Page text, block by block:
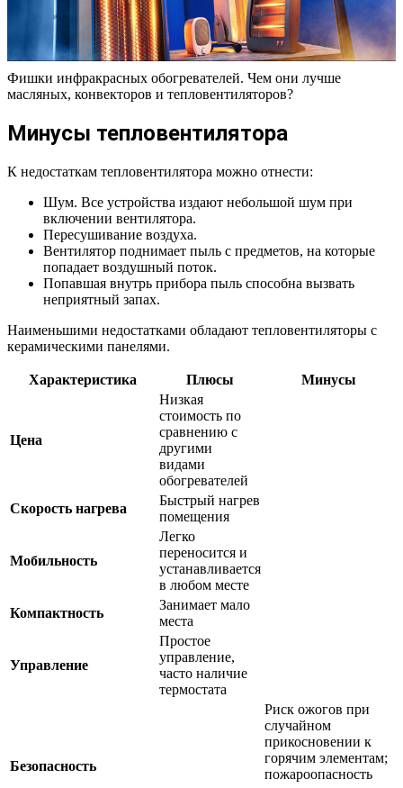
Фишки инфракрасных обогревателей. Чем они лучше
масляных, конвекторов и тепловентиляторов?
Минусы тепловентилятора
К недостаткам тепловентилятора можно отнести:
Шум. Все устройства издают небольшой шум при
включении вентилятора.
Пересушивание воздуха.
Вентилятор поднимает пыль с предметов, на которые
попадает воздушный поток.
Попавшая внутрь прибора пыль способна вызвать
неприятный запах.
Наименьшими недостатками обладают тепловентиляторы с
керамическими панелями.
Характеристика Плюсы Минусы
Цена
Низкая
стоимость по
сравнению с
другими
видами
обогревателей
Скорость нагрева
Быстрый нагрев
помещения
Мобильность
Легко
переносится и
устанавливается
в любом месте
Компактность
Занимает мало
места
Управление
Простое
управление,
часто наличие
термостата
Безопасность
Риск ожогов при
случайном
прикосновении к
горячим элементам;
пожароопасность